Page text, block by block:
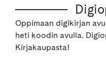
Oppimaan digikirjan
heti koodin avulla.
Kirjakaupasta!